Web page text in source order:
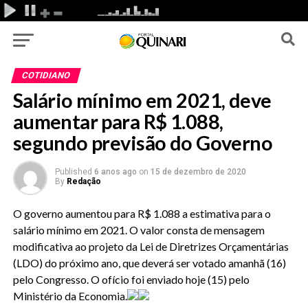
COTIDIANO
Salário mínimo em 2021, deve
aumentar para R$ 1.088,
segundo previsão do Governo
Published 6 anos ago on 15 de dezembro de 2020
By Redação
O governo aumentou para R$ 1.088 a estimativa para o
salário mínimo em 2021. O valor consta de mensagem
modificativa ao projeto da Lei de Diretrizes Orçamentárias
(LDO) do próximo ano, que deverá ser votado amanhã (16)
pelo Congresso. O ofício foi enviado hoje (15) pelo
Ministério da Economia.